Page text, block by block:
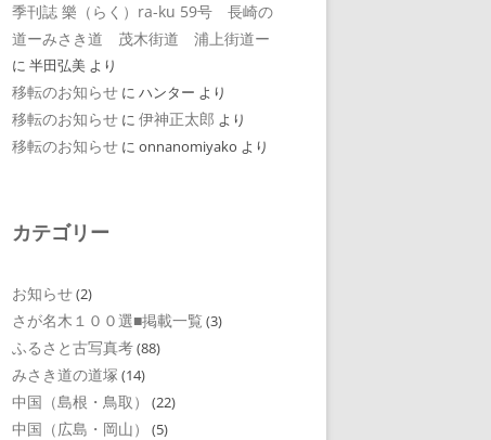
季刊誌 樂（らく）ra-ku 59号 長崎の
道ーみさき道 茂木街道 浦上街道ー
に 半田弘美 より
移転のお知らせ に ハンター より
移転のお知らせ に 伊神正太郎 より
移転のお知らせ に onnanomiyako より
カテゴリー
お知らせ(2)
さが名木１００選■掲載一覧 (3)
ふるさと古写真考(88)
みさき道の道塚 (14)
中国（島根・鳥取） (22)
中国（広島・岡山） (5)